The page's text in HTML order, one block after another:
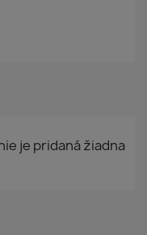
je pridaná žiadna